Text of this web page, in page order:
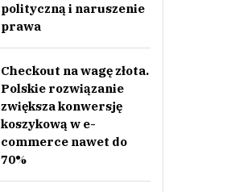
polityczną i naruszenie
prawa
Checkout na wagę złota.
Polskie rozwiązanie
zwiększa konwersję
koszykową w e-
commerce nawet do
70%